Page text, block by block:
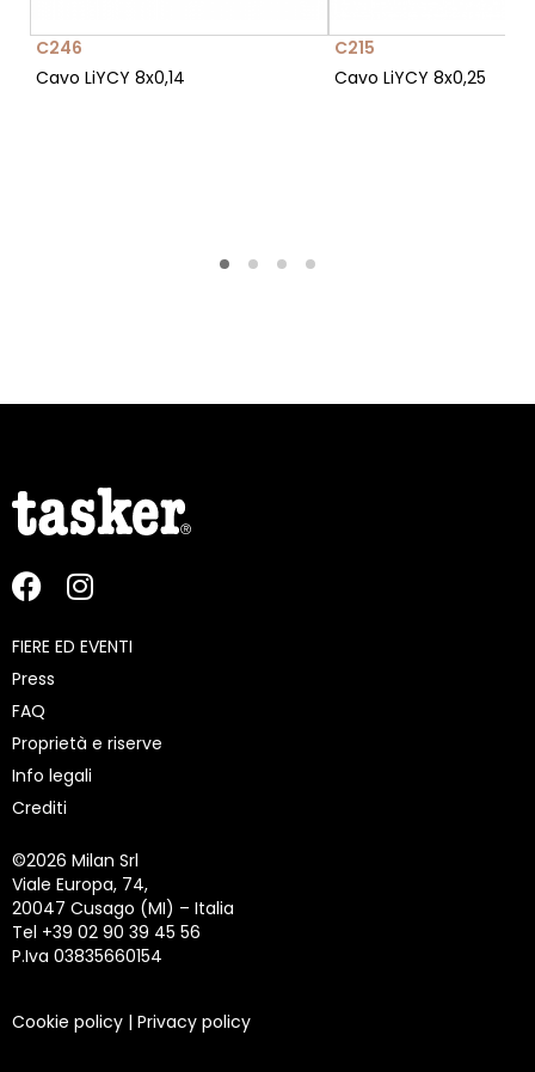
C246
Cavo LiYCY 8x0,14
C215
Cavo LiYCY 8x0,25
FIERE ED EVENTI
Press
FAQ
Proprietà e riserve
Info legali
Crediti
©2026 Milan Srl
Viale Europa, 74,
20047 Cusago (MI) – Italia
Tel +39 02 90 39 45 56
P.Iva 03835660154
Cookie policy | Privacy policy